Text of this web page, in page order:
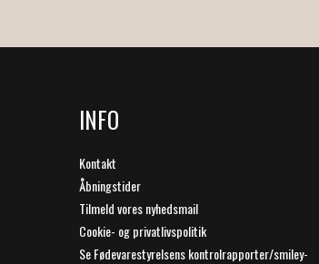
INFO
Kontakt
Åbningstider
Tilmeld vores nyhedsmail
Cookie- og privatlivspolitik
Se Fødevarestyrelsens kontrolrapporter/smiley-